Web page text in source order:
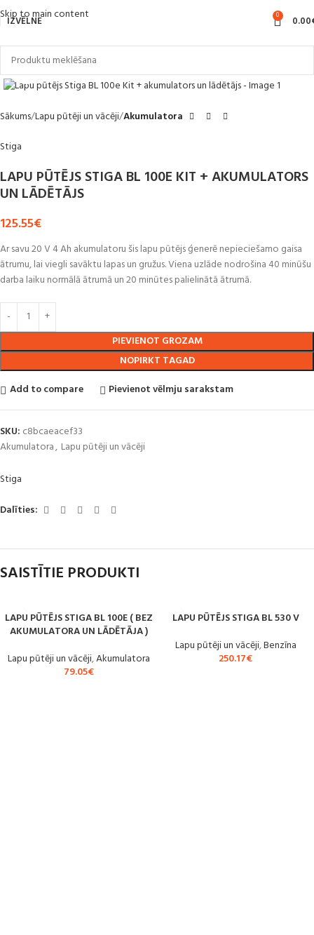
Skip to main content
IZVĒLNE 0 0.00
Sākums Lapu pūtēji un vācēji Akumulatora
Stiga
LAPU PŪTĒJS STIGA BL 100E KIT + AKUMULATORS
UN LĀDĒTĀJS
125.55€
Ar savu 20 V 4 Ah akumulatoru šis lapu pūtējs ģenerē nepieciešamo gaisa
ātrumu, lai viegli savāktu lapas un gružus. Viena uzlāde nodrošina 40 minūšu
darba laiku normālā ātrumā un 20 minūtes palielinātā ātrumā.
PIEVIENOT GROZAM
NOPIRKT TAGAD
Add to compare
Pievienot vēlmju sarakstam
SKU: c8bcaeacef33
Akumulatora, Lapu pūtēji un vācēji
Stiga
Dalīties:
SAISTĪTIE PRODUKTI
LAPU PŪTĒJS STIGA BL 100E ( BEZ
AKUMULATORA UN LĀDĒTĀJA )
Lapu pūtēji un vācēji,Akumulatora
79.05€
LAPU PŪTĒJS STIGA BL 530 V
Lapu pūtēji un vācēji,Benzīna
250.17€